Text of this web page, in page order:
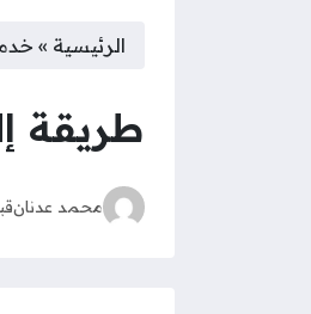
الرئيسية »
طريقة
محمد عدنانقبل